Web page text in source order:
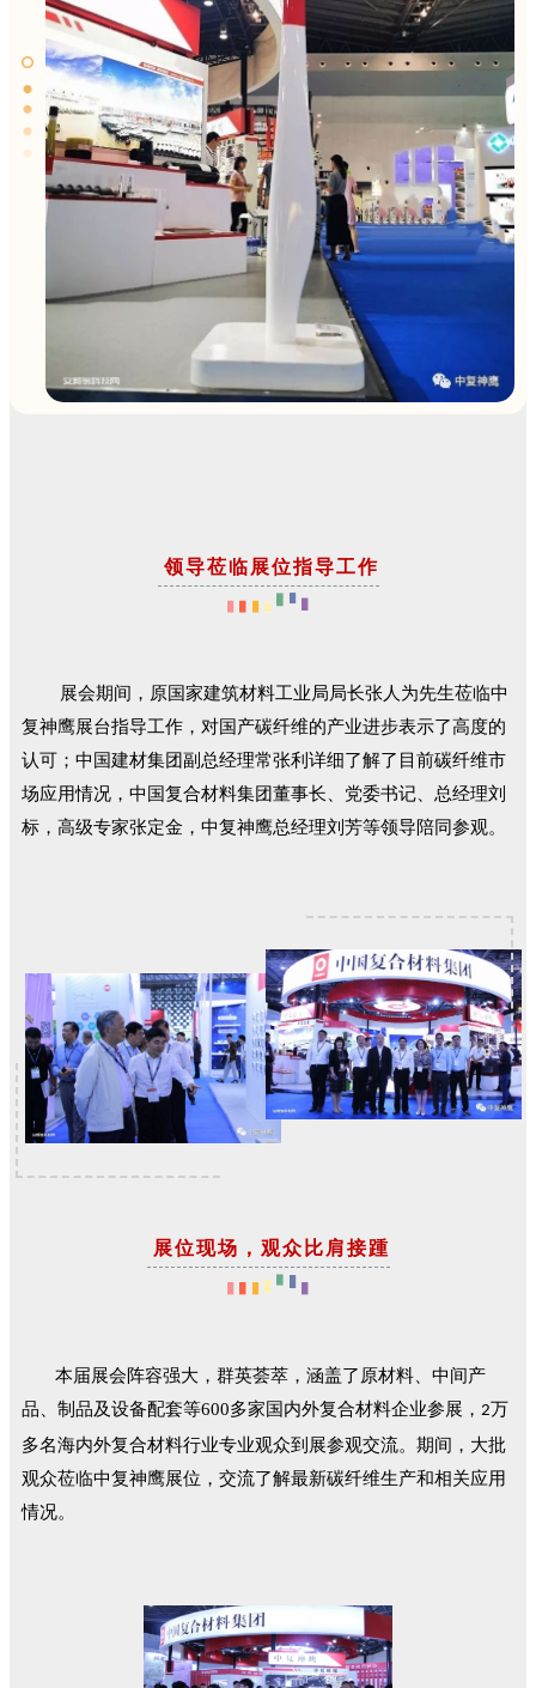
领导莅临展位指导工作
展会期间，原国家建筑材料工业局局长张人为先生莅临中
复神鹰展台指导工作，对国产碳纤维的产业进步表示了高度的
认可；中国建材集团副总经理常张利详细了解了目前碳纤维市
场应用情况，中国复合材料集团董事长、 党委书记、总经理刘
标，高级专家张定金，中复神鹰总经理刘芳等领导陪同参观。
展位现场，观众比肩接踵
本届展会阵容强大，群英荟萃，涵盖了原材料、中间产
品、制品及设备配套等600多家国内外复合材料企业参展， 2万
多名海内外复合材料行业专业观众到展参观交流。期间，大批
观众莅临中复神鹰展位，交流了解最新碳纤维生产和相关应用
情况。